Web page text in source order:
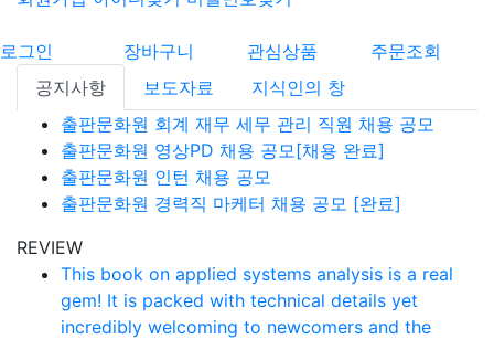
로그인 장바구니 관심상품
주문조회
공지사항
보도자료
지식인의 창
출판문화원 회계 재무 세무 관리 직원 채용 공모
출판문화원 영상PD 채용 공모[채용 완료]
출판문화원 인턴 채용 공모
출판문화원 경력직 마케터 채용 공모 [완료]
REVIEW
This book on applied systems analysis is a real
gem! It is packed with technical details yet
incredibly welcoming to newcomers and the